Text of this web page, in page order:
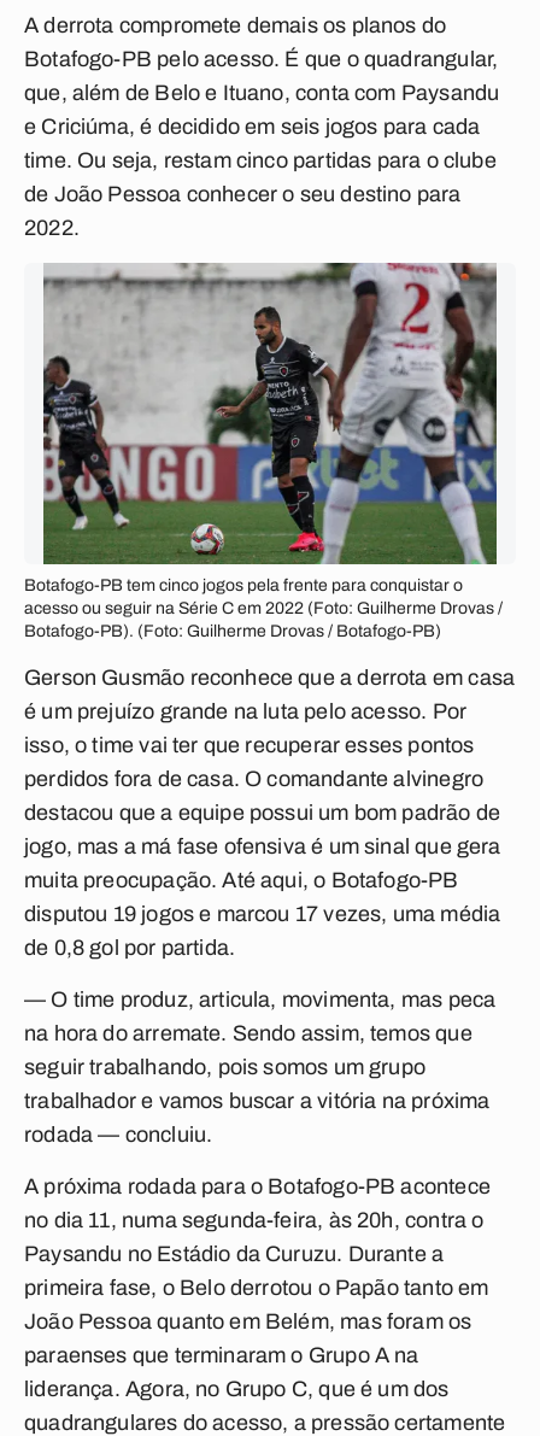
A derrota compromete demais os planos do
Botafogo-PB pelo acesso. É que o quadrangular,
que, além de Belo e Ituano, conta com Paysandu
e Criciúma, é decidido em seis jogos para cada
time. Ou seja, restam cinco partidas para o clube
de João Pessoa conhecer o seu destino para
2022.
Botafogo-PB tem cinco jogos pela frente para conquistar o
acesso ou seguir na Série C em 2022 (Foto: Guilherme Drovas /
Botafogo-PB). (Foto: Guilherme Drovas / Botafogo-PB)
Gerson Gusmão reconhece que a derrota em casa
é um prejuízo grande na luta pelo acesso. Por
isso, o time vai ter que recuperar esses pontos
perdidos fora de casa. O comandante alvinegro
destacou que a equipe possui um bom padrão de
jogo, mas a má fase ofensiva é um sinal que gera
muita preocupação. Até aqui, o Botafogo-PB
disputou 19 jogos e marcou 17 vezes, uma média
de 0,8 gol por partida.
— O time produz, articula, movimenta, mas peca
na hora do arremate. Sendo assim, temos que
seguir trabalhando, pois somos um grupo
trabalhador e vamos buscar a vitória na próxima
rodada — concluiu.
A próxima rodada para o Botafogo-PB acontece
no dia 11, numa segunda-feira, às 20h, contra o
Paysandu no Estádio da Curuzu. Durante a
primeira fase, o Belo derrotou o Papão tanto em
João Pessoa quanto em Belém, mas foram os
paraenses que terminaram o Grupo A na
liderança. Agora, no Grupo C, que é um dos
quadrangulares do acesso, a pressão certamente